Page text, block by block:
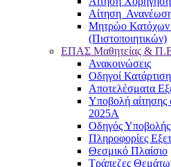
Αίτηση
Μητρώο Κατόχων
(Πιστοποιητικών)
ΕΠΑΣ Μαθητείας &
Ανακοινώσεις
Oδηγοί
Αποτελέσματα
Υποβολή αίτησης
2025Α
Οδηγός
Πληροφορίες
Θεσμικό Πλαίσιο
Τράπεζες